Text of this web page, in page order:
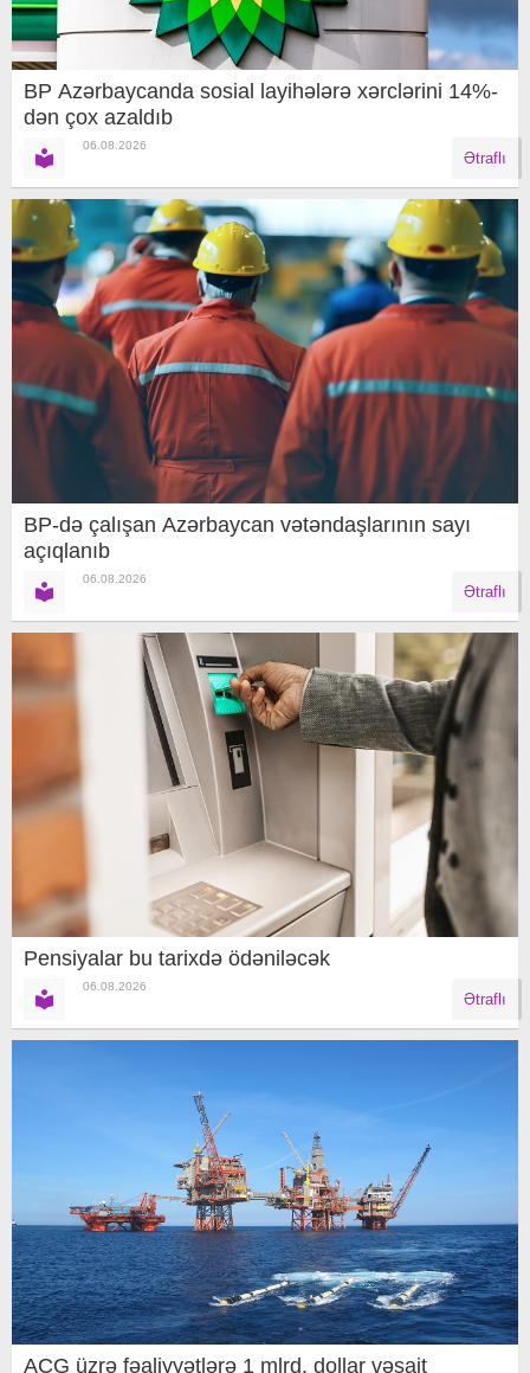
BP Azərbaycanda sosial layihələrə xərclərini 14%-
dən çox azaldıb
06.08.2026
Ətraflı
BP-də çalışan Azərbaycan vətəndaşlarının sayı
açıqlanıb
06.08.2026
Ətraflı
Pensiyalar bu tarixdə ödəniləcək
06.08.2026
Ətraflı
AÇG üzrə fəaliyyətlərə 1 mlrd. dollar vəsait